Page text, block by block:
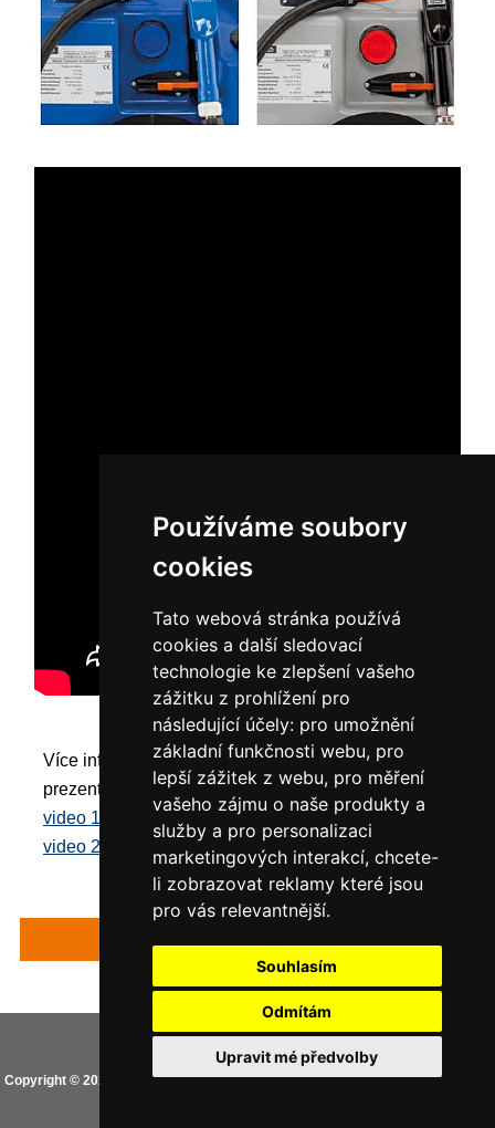
Používáme soubory
cookies
Tato webová stránka používá
cookies a další sledovací
technologie ke zlepšení vašeho
zážitku z prohlížení pro
následující účely: pro umožnění
základní funkčnosti webu, pro
lepší zážitek z webu, pro měření
vašeho zájmu o naše produkty a
služby a pro personalizaci
marketingových interakcí, chcete-
li zobrazovat reklamy které jsou
pro vás relevantnější.
Souhlasím
Odmítám
Upravit mé předvolby
Více informací můžete nalézt ve videích
prezentujících CAS:
video 1 (délka 0:49)
video 2 (délka 3:17)
Vaše IP adresa je: 216.73.217.62
Copyright © 2026 CEMO shop (PREMIUM partner CEMO GmbH). Provozováno